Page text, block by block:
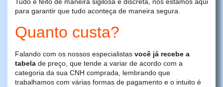
para garantir que tudo aconteça de maneira segura.
Quanto custa?
Falando com os nossos especialistas você já recebe a
tabela de preço, que tende a variar de acordo com a
categoria da sua CNH comprada, lembrando que
trabalhamos com várias formas de pagamento e o intuito é